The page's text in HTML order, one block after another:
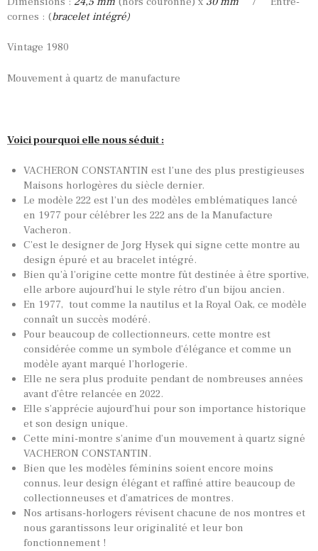
TOUTES NOS VINTAGES
MONTRES PAR HISTOIRES
CONTACTS & HISTORIQUE
PANIER
cornes : (bracelet intégré)
Vintage 1980
Mouvement à quartz de manufacture
Voici pourquoi elle nous séduit :
VACHERON CONSTANTIN est l’une des plus prestigieuses
Maisons horlogères du siècle dernier.
Le modèle 222 est l’un des modèles emblématiques lancé
en 1977 pour célébrer les 222 ans de la Manufacture
Vacheron.
C’est le designer de Jorg Hysek qui signe cette montre au
design épuré et au bracelet intégré.
Bien qu’à l’origine cette montre fût destinée à être sportive,
elle arbore aujourd’hui le style rétro d’un bijou ancien.
En 1977, tout comme la nautilus et la Royal Oak, ce modèle
connaît un succès modéré.
Pour beaucoup de collectionneurs, cette montre est
considérée comme un symbole d’élégance et comme un
modèle ayant marqué l’horlogerie.
Elle ne sera plus produite pendant de nombreuses années
avant d’être relancée en 2022.
Elle s’apprécie aujourd’hui pour son importance historique
et son design unique.
Cette mini-montre s’anime d’un mouvement à quartz signé
VACHERON CONSTANTIN.
Bien que les modèles féminins soient encore moins
connus, leur design élégant et raffiné attire beaucoup de
collectionneuses et d’amatrices de montres.
Nos artisans-horlogers révisent chacune de nos montres et
nous garantissons leur originalité et leur bon
fonctionnement !